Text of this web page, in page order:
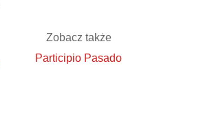
Zobacz także
Participio Pasado